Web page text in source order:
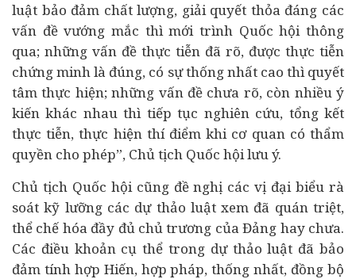
luật bảo đảm chất lượng, giải quyết thỏa đáng các
vấn đề vướng mắc thì mới trình Quốc hội thông
qua; những vấn đề thực tiễn đã rõ, được thực tiễn
chứng minh là đúng, có sự thống nhất cao thì quyết
tâm thực hiện; những vấn đề chưa rõ, còn nhiều ý
kiến khác nhau thì tiếp tục nghiên cứu, tổng kết
thực tiễn, thực hiện thí điểm khi cơ quan có thẩm
quyền cho phép”, Chủ tịch Quốc hội lưu ý.
Chủ tịch Quốc hội cũng đề nghị các vị đại biểu rà
soát kỹ lưỡng các dự thảo luật xem đã quán triệt,
thể chế hóa đầy đủ chủ trương của Đảng hay chưa.
Các điều khoản cụ thể trong dự thảo luật đã bảo
đảm tính hợp Hiến, hợp pháp, thống nhất, đồng bộ